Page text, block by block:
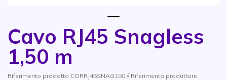
Cavo RJ45 Snagless
1,50 m
Riferimento prodotto CORRJ45SNAG150 // Riferimento produttore
Vai all'inizio della galleria di immagini